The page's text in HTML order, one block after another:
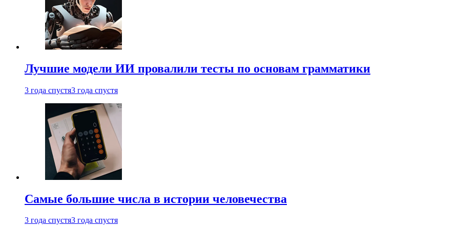
Лучшие модели ИИ провалили тесты по основам грамматики
3 года спустя3 года спустя
Самые большие числа в истории человечества
3 года спустя3 года спустя